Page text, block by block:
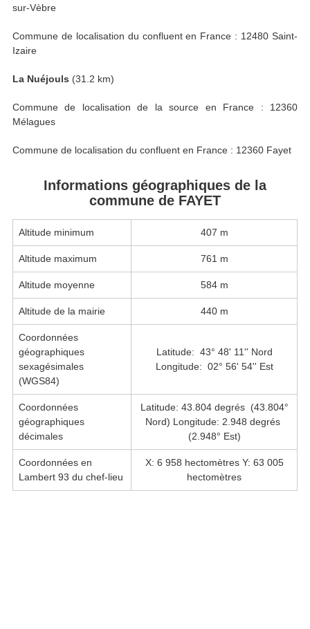
sur-Vèbre
Commune de localisation du confluent en France : 12480 Saint-
Izaire
La Nuéjouls (31.2 km)
Commune de localisation de la source en France : 12360
Mélagues
Commune de localisation du confluent en France : 12360 Fayet
Informations géographiques de la
commune de FAYET
Altitude minimum 407 m
Altitude maximum 761 m
Altitude moyenne 584 m
Altitude de la mairie 440 m
Coordonnées
géographiques
sexagésimales
(WGS84)
Latitude: 43° 48' 11'' Nord
Longitude: 02° 56' 54'' Est
Coordonnées
géographiques
décimales
Latitude: 43.804 degrés (43.804°
Nord) Longitude: 2.948 degrés
(2.948° Est)
Coordonnées en
Lambert 93 du chef-lieu
X: 6 958 hectomètres Y: 63 005
hectomètres